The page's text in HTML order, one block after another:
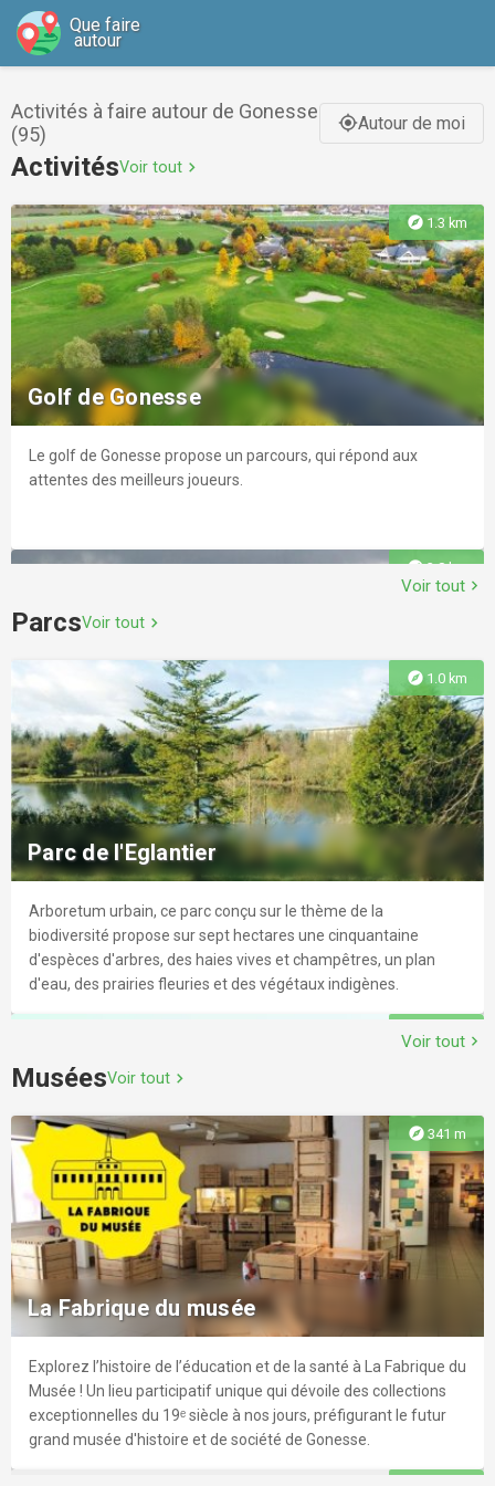
Que faire
autour
Activités à faire autour de Gonesse
(95)
gps_fixedAutour de moi
ActivitésVoir tout chevron_right
explore 1.3 km
Golf de Gonesse
Le golf de Gonesse propose un parcours, qui répond aux
attentes des meilleurs joueurs.
explore3.8 km
Golf International de Roissy
Au coeur de la Vallée Verte, sur environ 90 ha, le Golf
International de Roissy voit le jour en 2020, offrant des
équipements de premier ordre.
Le Canyon
Plus qu’un espace aquatique, c’est un véritable lieu de loisirs,
de remise en forme et de rencontre en famille et entre amis !
Le Five - Sarcelles
Voir tout chevron_right
ParcsVoir tout chevron_right
explore 1.0 km
Parc de l'Eglantier
Arboretum urbain, ce parc conçu sur le thème de la
biodiversité propose sur sept hectares une cinquantaine
d'espèces d'arbres, des haies vives et champêtres, un plan
d'eau, des prairies fleuries et des végétaux indigènes.
explore
La Vallée Verte
Que vous aimiez les balades, faire du jogging ou du vélo, cet
espace naturel situé en périphérie du village vous propose
différents circuits.
explore4.1 km
Voir tout chevron_right
MuséesVoir tout chevron_right
explore 341 m
La Fabrique du musée
Explorez l’histoire de l’éducation et de la santé à La Fabrique du
Musée ! Un lieu participatif unique qui dévoile des collections
exceptionnelles du 19ᵉ siècle à nos jours, préfigurant le futur
grand musée d'histoire et de société de Gonesse.